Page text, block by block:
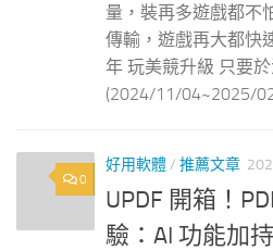
量，裝再多遊戲都不
傳輸，遊戲再大都快
年 玩美競升級 只要
(2024/11/04~2025/02/
0
好用軟體/ 推薦文章
UPDF 開箱！
驗：AI 功能加